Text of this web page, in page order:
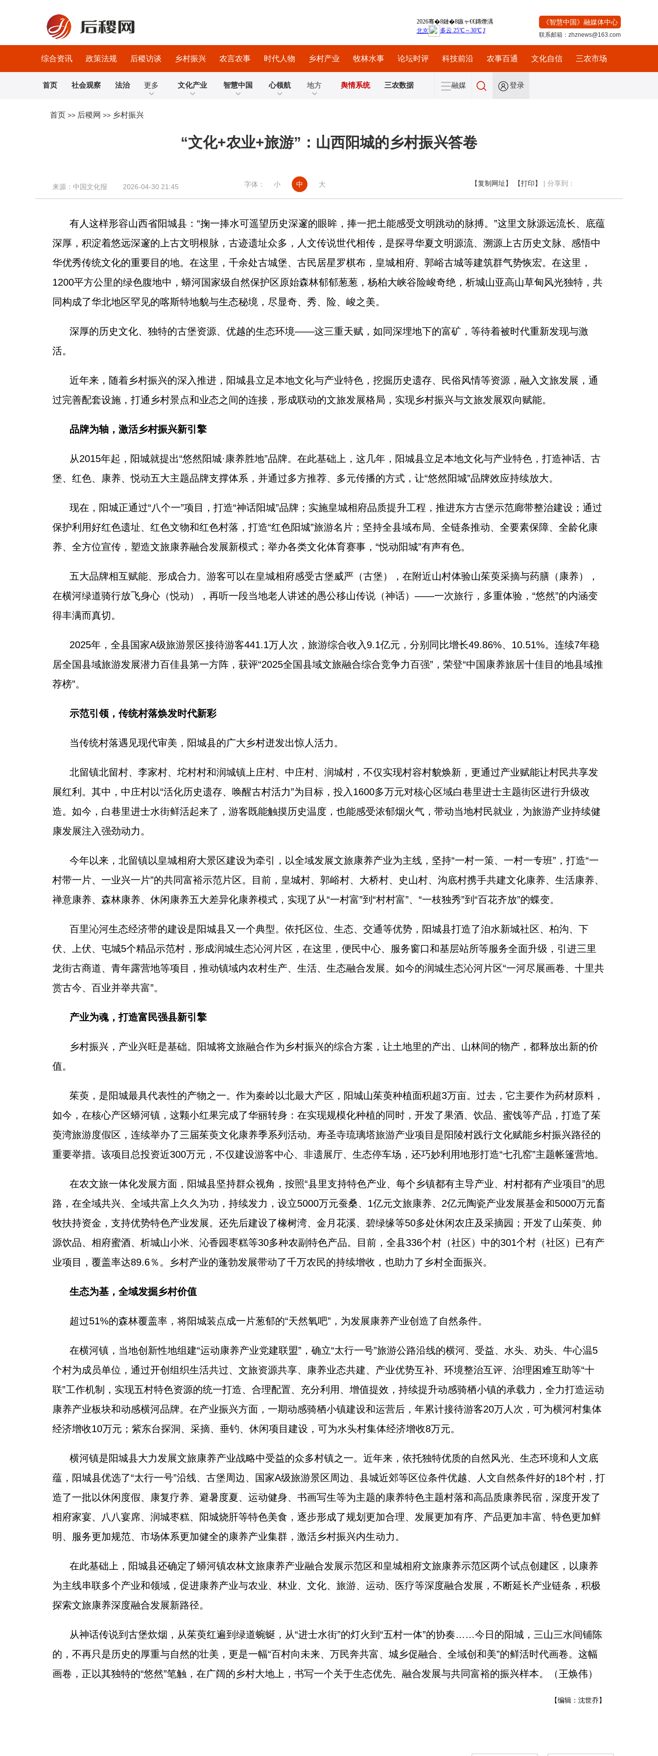
《智慧中国》融媒体中心
联系邮箱：zhznews@163.com
综合资讯 政策法规 后稷访谈 乡村振兴 农言农事 时代人物 乡村产业 牧林水事 论坛时评 科技前沿 农事百通 文化自信 三农市场
首页 社会观察 法治 更多 文化产业 智慧中国 心领航 地方 舆情系统 三农数据 融媒 登录
首页 >> 后稷网 >> 乡村振兴
“文化+农业+旅游”：山西阳城的乡村振兴答卷
来源：中国文化报 2026-04-30 21:45 字体： 小 中 大 【复制网址】 【打印】 | 分享到：
有人这样形容山西省阳城县：“掬一捧水可遥望历史深邃的眼眸，捧一把土能感受文明跳动的脉搏。”这里文脉源远流长、底蕴
深厚，积淀着悠远深邃的上古文明根脉，古迹遗址众多，人文传说世代相传，是探寻华夏文明源流、溯源上古历史文脉、感悟中
华优秀传统文化的重要目的地。在这里，千余处古城堡、古民居星罗棋布，皇城相府、郭峪古城等建筑群气势恢宏。在这里，
1200平方公里的绿色腹地中，蟒河国家级自然保护区原始森林郁郁葱葱，杨柏大峡谷险峻奇绝，析城山亚高山草甸风光独特，共
同构成了华北地区罕见的喀斯特地貌与生态秘境，尽显奇、秀、险、峻之美。
深厚的历史文化、独特的古堡资源、优越的生态环境——这三重天赋，如同深埋地下的富矿，等待着被时代重新发现与激
活。
近年来，随着乡村振兴的深入推进，阳城县立足本地文化与产业特色，挖掘历史遗存、民俗风情等资源，融入文旅发展，通
过完善配套设施，打通乡村景点和业态之间的连接，形成联动的文旅发展格局，实现乡村振兴与文旅发展双向赋能。
品牌为轴，激活乡村振兴新引擎
从2015年起，阳城就提出“悠然阳城·康养胜地”品牌。在此基础上，这几年，阳城县立足本地文化与产业特色，打造神话、古
堡、红色、康养、悦动五大主题品牌支撑体系，并通过多方推荐、多元传播的方式，让“悠然阳城”品牌效应持续放大。
现在，阳城正通过“八个一”项目，打造“神话阳城”品牌；实施皇城相府品质提升工程，推进东方古堡示范廊带整治建设；通过
保护利用好红色遗址、红色文物和红色村落，打造“红色阳城”旅游名片；坚持全县域布局、全链条推动、全要素保障、全龄化康
养、全方位宣传，塑造文旅康养融合发展新模式；举办各类文化体育赛事，“悦动阳城”有声有色。
五大品牌相互赋能、形成合力。游客可以在皇城相府感受古堡威严（古堡），在附近山村体验山茱萸采摘与药膳（康养），
在横河绿道骑行放飞身心（悦动），再听一段当地老人讲述的愚公移山传说（神话）——一次旅行，多重体验，“悠然”的内涵变
得丰满而真切。
2025年，全县国家A级旅游景区接待游客441.1万人次，旅游综合收入9.1亿元，分别同比增长49.86%、10.51%。连续7年稳
居全国县域旅游发展潜力百佳县第一方阵，获评“2025全国县域文旅融合综合竞争力百强”，荣登“中国康养旅居十佳目的地县域推
荐榜”。
示范引领，传统村落焕发时代新彩
当传统村落遇见现代审美，阳城县的广大乡村迸发出惊人活力。
北留镇北留村、李家村、坨村村和润城镇上庄村、中庄村、润城村，不仅实现村容村貌焕新，更通过产业赋能让村民共享发
展红利。其中，中庄村以“活化历史遗存、唤醒古村活力”为目标，投入1600多万元对核心区域白巷里进士主题街区进行升级改
造。如今，白巷里进士水街鲜活起来了，游客既能触摸历史温度，也能感受浓郁烟火气，带动当地村民就业，为旅游产业持续健
康发展注入强劲动力。
今年以来，北留镇以皇城相府大景区建设为牵引，以全域发展文旅康养产业为主线，坚持“一村一策、一村一专班”，打造“一
村带一片、一业兴一片”的共同富裕示范片区。目前，皇城村、郭峪村、大桥村、史山村、沟底村携手共建文化康养、生活康养、
禅意康养、森林康养、休闲康养五大差异化康养模式，实现了从“一村富”到“村村富”、“一枝独秀”到“百花齐放”的蝶变。
百里沁河生态经济带的建设是阳城县又一个典型。依托区位、生态、交通等优势，阳城县打造了洎水新城社区、柏沟、下
伏、上伏、屯城5个精品示范村，形成润城生态沁河片区，在这里，便民中心、服务窗口和基层站所等服务全面升级，引进三里
龙街古商道、青年露营地等项目，推动镇域内农村生产、生活、生态融合发展。如今的润城生态沁河片区“一河尽展画卷、十里共
赏古今、百业并举共富”。
产业为魂，打造富民强县新引擎
乡村振兴，产业兴旺是基础。阳城将文旅融合作为乡村振兴的综合方案，让土地里的产出、山林间的物产，都释放出新的价
值。
茱萸，是阳城最具代表性的产物之一。作为秦岭以北最大产区，阳城山茱萸种植面积超3万亩。过去，它主要作为药材原料，
如今，在核心产区蟒河镇，这颗小红果完成了华丽转身：在实现规模化种植的同时，开发了果酒、饮品、蜜饯等产品，打造了茱
萸湾旅游度假区，连续举办了三届茱萸文化康养季系列活动。寿圣寺琉璃塔旅游产业项目是阳陵村践行文化赋能乡村振兴路径的
重要举措。该项目总投资近300万元，不仅建设游客中心、非遗展厅、生态停车场，还巧妙利用地形打造“七孔窑”主题帐篷营地。
在农文旅一体化发展方面，阳城县坚持群众视角，按照“县里支持特色产业、每个乡镇都有主导产业、村村都有产业项目”的思
路，在全域共兴、全域共富上久久为功，持续发力，设立5000万元蚕桑、1亿元文旅康养、2亿元陶瓷产业发展基金和5000万元畜
牧扶持资金，支持优势特色产业发展。还先后建设了橡树湾、金月花溪、碧绿缘等50多处休闲农庄及采摘园；开发了山茱萸、帅
源饮品、相府蜜酒、析城山小米、沁香园枣糕等30多种农副特色产品。目前，全县336个村（社区）中的301个村（社区）已有产
业项目，覆盖率达89.6％。乡村产业的蓬勃发展带动了千万农民的持续增收，也助力了乡村全面振兴。
生态为基，全域发掘乡村价值
超过51%的森林覆盖率，将阳城装点成一片葱郁的“天然氧吧”，为发展康养产业创造了自然条件。
在横河镇，当地创新性地组建“运动康养产业党建联盟”，确立“太行一号”旅游公路沿线的横河、受益、水头、劝头、牛心温5
个村为成员单位，通过开创组织生活共过、文旅资源共享、康养业态共建、产业优势互补、环境整治互评、治理困难互助等“十
联”工作机制，实现五村特色资源的统一打造、合理配置、充分利用、增值提效，持续提升动感骑栖小镇的承载力，全力打造运动
康养产业板块和动感横河品牌。在产业振兴方面，一期动感骑栖小镇建设和运营后，年累计接待游客20万人次，可为横河村集体
经济增收10万元；紫东台探洞、采摘、垂钓、休闲项目建设，可为水头村集体经济增收8万元。
横河镇是阳城县大力发展文旅康养产业战略中受益的众多村镇之一。近年来，依托独特优质的自然风光、生态环境和人文底
蕴，阳城县优选了“太行一号”沿线、古堡周边、国家A级旅游景区周边、县城近郊等区位条件优越、人文自然条件好的18个村，打
造了一批以休闲度假、康复疗养、避暑度夏、运动健身、书画写生等为主题的康养特色主题村落和高品质康养民宿，深度开发了
相府家宴、八八宴席、润城枣糕、阳城烧肝等特色美食，逐步形成了规划更加合理、发展更加有序、产品更加丰富、特色更加鲜
明、服务更加规范、市场体系更加健全的康养产业集群，激活乡村振兴内生动力。
在此基础上，阳城县还确定了蟒河镇农林文旅康养产业融合发展示范区和皇城相府文旅康养示范区两个试点创建区，以康养
为主线串联多个产业和领域，促进康养产业与农业、林业、文化、旅游、运动、医疗等深度融合发展，不断延长产业链条，积极
探索文旅康养深度融合发展新路径。
从神话传说到古堡炊烟，从茱萸红遍到绿道蜿蜒，从“进士水街”的灯火到“五村一体”的协奏……今日的阳城，三山三水间铺陈
的，不再只是历史的厚重与自然的壮美，更是一幅“百村向未来、万民奔共富、城乡促融合、全域创和美”的鲜活时代画卷。这幅
画卷，正以其独特的“悠然”笔触，在广阔的乡村大地上，书写一个关于生态优先、融合发展与共同富裕的振兴样本。（王焕伟）
【编辑：沈世乔】